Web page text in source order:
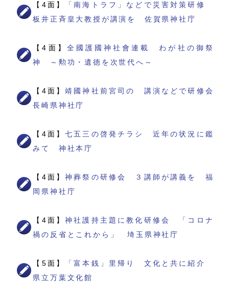
【4面】
「南海トラフ」などで災害対策研修
板井正斉皇大教授が講演を 佐賀県神社庁
【4面】 全國護國神社會連載 わが社の御祭
神 ～勲功・遺徳を次世代へ～
【4面】靖國神社前宮司の 講演などで研修会
長崎県神社庁
【4面】七五三の啓発チラシ 近年の状況に鑑
みて 神社本庁
【4面】神葬祭の研修会 ３講師が講義を 福
岡県神社庁
【4面】神社護持主題に教化研修会 「コロナ
禍の反省とこれから」 埼玉県神社庁
【5面】
「富本銭」里帰り 文化と共に紹介
県立万葉文化館